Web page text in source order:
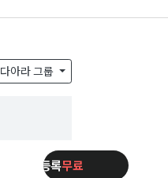
제품등록무료
일주일동안 보지 않기
다아라 그룹